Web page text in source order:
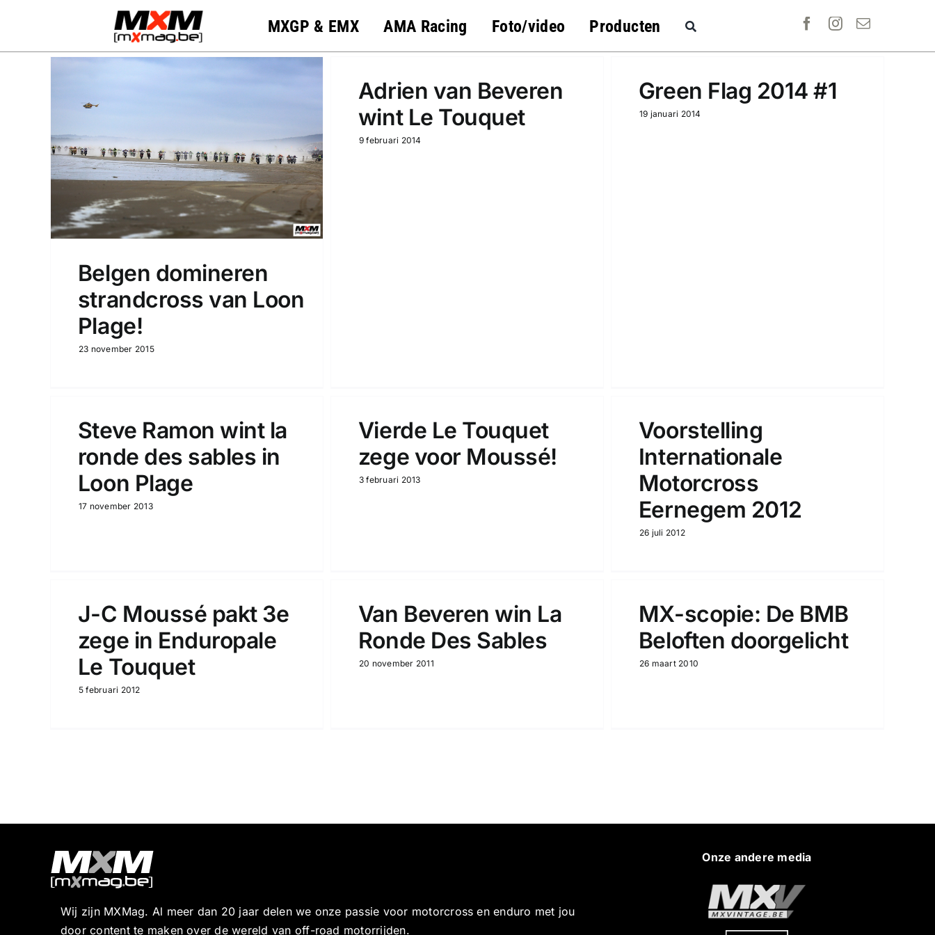
MXGP & EMX AMA Racing Foto/video Producten
Belgen domineren
strandcross van Loon
Plage!
23 november 2015
Adrien van Beveren
wint Le Touquet
9 februari 2014
Green Flag 2014 #1
19 januari 2014
Steve Ramon wint la
ronde des sables in
Loon Plage
17 november 2013
Vierde Le Touquet
zege voor Moussé!
3 februari 2013
Voorstelling
Internationale
Motorcross
Eernegem 2012
26 juli 2012
J-C Moussé pakt 3e
zege in Enduropale
Le Touquet
5 februari 2012
Van Beveren win La
Ronde Des Sables
20 november 2011
MX-scopie: De BMB
Beloften doorgelicht
26 maart 2010
Wij zijn MXMag. Al meer dan 20 jaar delen we onze passie voor motorcross en enduro met jou
door content te maken over de wereld van off-road motorrijden.
Onze andere media